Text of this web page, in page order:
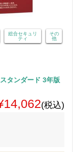
総合セキュリ
ティ
その
他
タンダード 3年版
(税込)